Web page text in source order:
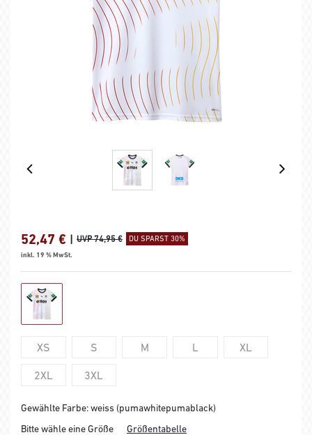
52,47 € | UVP 74,95 € DU SPARST 30%
inkl. 19 % MwSt.
XS S M L XL
2XL 3XL
Gewählte Farbe: weiss (pumawhitepumablack)
Bitte wähle eine Größe
Größentabelle